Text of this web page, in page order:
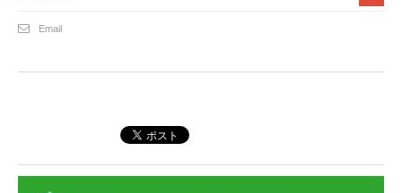
Email